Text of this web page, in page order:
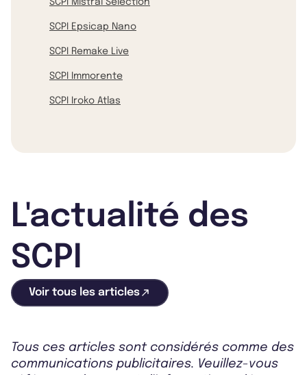
SCPI Mistral Sélection
SCPI Epsicap Nano
SCPI Remake Live
SCPI Immorente
SCPI Iroko Atlas
L'actualité des
SCPI
Voir tous les articles
Tous ces articles sont considérés comme des
communications publicitaires. Veuillez-vous